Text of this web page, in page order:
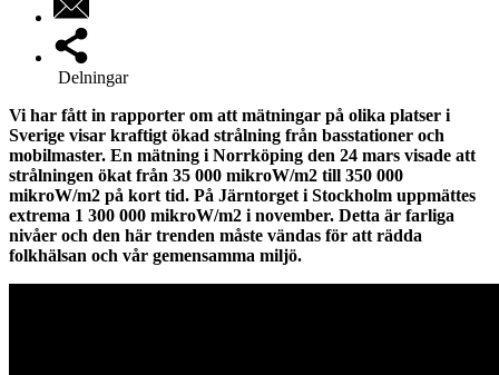
Delningar
Vi har fått in rapporter om att mätningar på olika platser i
Sverige visar kraftigt ökad strålning från basstationer och
mobilmaster. En mätning i Norrköping den 24 mars visade att
strålningen ökat från 35 000 mikroW/m2 till 350 000
mikroW/m2 på kort tid. På Järntorget i Stockholm uppmättes
extrema 1 300 000 mikroW/m2 i november. Detta är farliga
nivåer och den här trenden måste vändas för att rädda
folkhälsan och vår gemensamma miljö.